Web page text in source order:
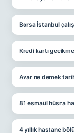
Borsa İstanbul
Kredi kartı
Avar ne demek
81 esmaül hüsna
4 yıllık hastane